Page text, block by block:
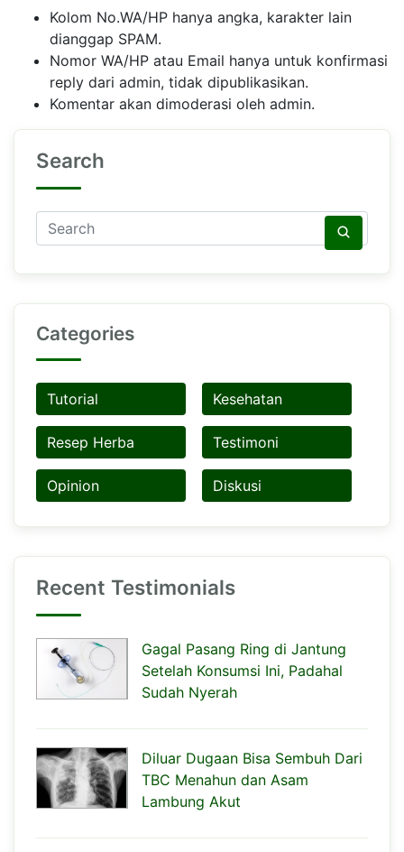
Kolom No.WA/HP hanya angka, karakter lain
dianggap SPAM.
Nomor WA/HP atau Email hanya untuk konfirmasi
reply dari admin, tidak dipublikasikan.
Komentar akan dimoderasi oleh admin.
Search
Categories
Tutorial Kesehatan
Resep Herba Testimoni
Opinion Diskusi
Recent Testimonials
Gagal Pasang Ring di Jantung
Setelah Konsumsi Ini, Padahal
Sudah Nyerah
Diluar Dugaan Bisa Sembuh Dari
TBC Menahun dan Asam
Lambung Akut